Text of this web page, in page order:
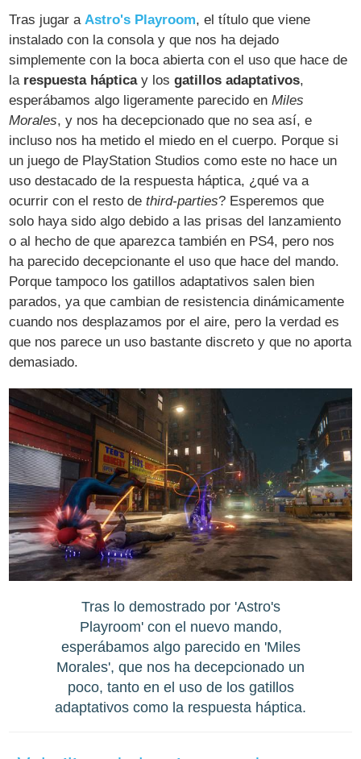
Tras jugar aAstro's Playroom, el título que viene
instalado con la consola y que nos ha dejado
simplemente con la boca abierta con el uso que hace de
la respuesta hápticay losgatillos adaptativos,
esperábamos algo ligeramente parecido enMiles
Morales, y nos ha decepcionado que no sea así, e
incluso nos ha metido el miedo en el cuerpo. Porque si
un juego de PlayStation Studios como este no hace un
uso destacado de la respuesta háptica, ¿qué va a
ocurrir con el resto dethird-parties? Esperemos que
solo haya sido algo debido a las prisas del lanzamiento
o al hecho de que aparezca también en PS4, pero nos
ha parecido decepcionante el uso que hace del mando.
Porque tampoco los gatillos adaptativos salen bien
parados, ya que cambian de resistencia dinámicamente
cuando nos desplazamos por el aire, pero la verdad es
que nos parece un uso bastante discreto y que no aporta
demasiado.
Tras lo demostrado por 'Astro's
Playroom' con el nuevo mando,
esperábamos algo parecido en 'Miles
Morales', que nos ha decepcionado un
poco, tanto en el uso de los gatillos
adaptativos como la respuesta háptica.